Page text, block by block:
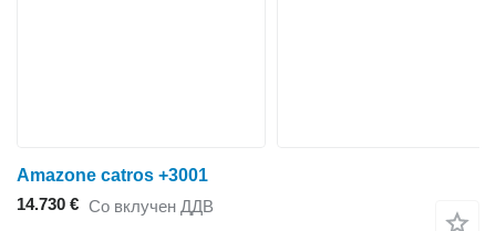
Amazone catros +3001
14.730 € Со вклучен ДДВ